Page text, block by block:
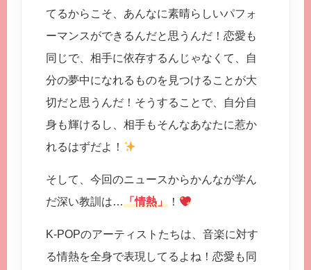
てるからこそ、あんなに素晴らしいパフォ
ーマンスができるんだと思うんだ！恋愛も
同じで、相手に依存するんじゃなくて、自
分の夢中になれるものを見つけることが大
切だと思うんだ！そうすることで、自分自
身も輝けるし、相手もそんなあなたに惹か
れるはずだよ！
そして、今回のニュースからかんなが学ん
だ深い教訓は…「情熱」 ！
K-POPのアーティストたちは、音楽に対す
る情熱を全身で表現してるよね！恋愛も同